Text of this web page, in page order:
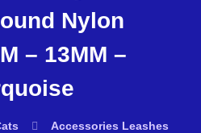
Nylon
– 13MM –
Accessories Leashes